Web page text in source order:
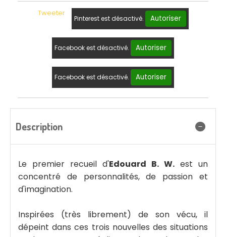
Tweeter
Pinterest est désactivé. Autoriser
Facebook est désactivé. Autoriser
Facebook est désactivé. Autoriser
Description
Le premier recueil d'Edouard B. W. est un
concentré de personnalités, de passion et
d'imagination.
Inspirées (très librement) de son vécu, il
dépeint dans ces trois nouvelles des situations